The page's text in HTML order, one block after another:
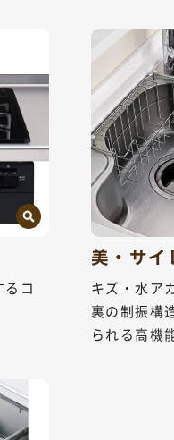
コ
美・サイ
キズ・水ア
裏の制振構
られる高機